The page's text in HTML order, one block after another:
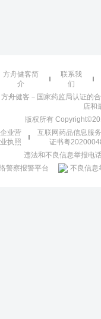
方舟健客简
介
联系我
们
方舟健客－国家药监局认证的
店和
版权所有
企业营
业执照
互联网药品信息服
证书粤
违法和不良信息举报电